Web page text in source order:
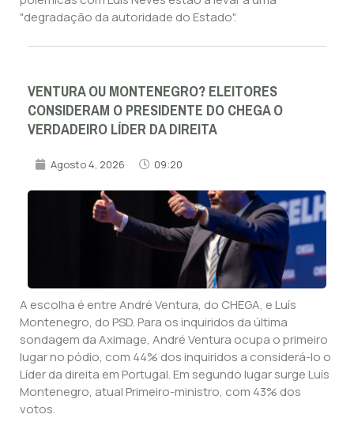
"degradação da autoridade do Estado".
VENTURA OU MONTENEGRO? ELEITORES
CONSIDERAM O PRESIDENTE DO CHEGA O
VERDADEIRO LÍDER DA DIREITA
Agosto 4, 2026 09:20
A escolha é entre André Ventura, do CHEGA, e Luís
Montenegro, do PSD. Para os inquiridos da última
sondagem da Aximage, André Ventura ocupa o primeiro
lugar no pódio, com 44% dos inquiridos a considerá-lo o
Líder da direita em Portugal. Em segundo lugar surge Luís
Montenegro, atual Primeiro-ministro, com 43% dos
votos.